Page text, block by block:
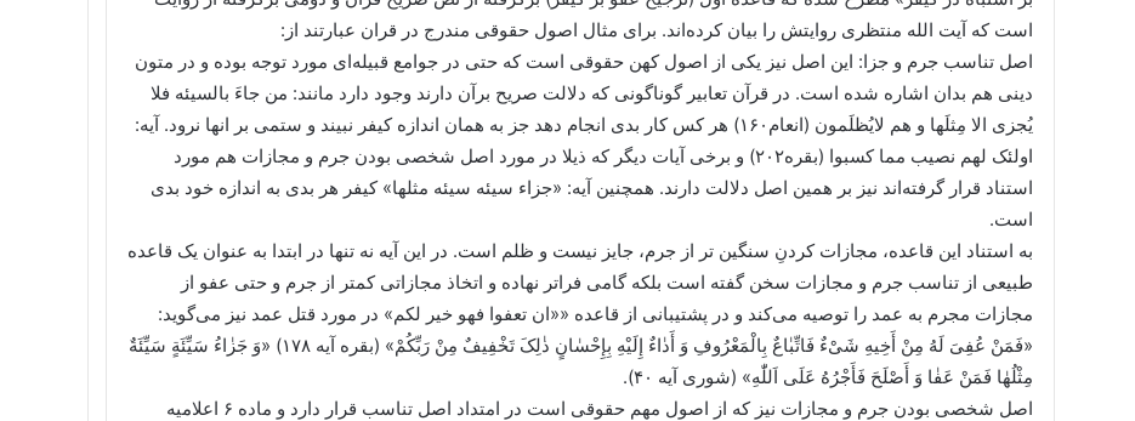
است که آیت الله منتظری روایتش را بیان کرده‌اند. برای مثال اصول حقوقی مندرج در قران عبارتند از:
اصل تناسب جرم و جزا: این اصل نیز یکی از اصول کهن حقوقی است که حتی در جوامع قبیله‌ای مورد توجه بوده و در متون
دینی هم بدان اشاره شده است. در قرآن تعابیر گوناگونی که دلالت صریح برآن دارند وجود دارد مانند: من جاءَ بالسیئه فلا
یُجزی الا مِثلَها و هم لایُظلَمون (انعام۱۶۰) هر کس کار بدی انجام دهد جز به همان اندازه کیفر نبیند و ستمی بر انها نرود. آیه:
اولئک لهم نصیب مما کسبوا (بقره۲۰۲) و برخی آیات دیگر که ذیلا در مورد اصل شخصی بودن جرم و مجازات هم مورد
استناد قرار گرفته‌اند نیز بر همین اصل دلالت دارند. همچنین آیه: «جزاء سیئه سیئه مثلها» کیفر هر بدی به اندازه خود بدی
است.
به استناد این قاعده، مجازات کردنِ سنگین تر از جرم، جایز نیست و ظلم است. در این آیه نه تنها در ابتدا به عنوان یک قاعده
طبیعی از تناسب جرم و مجازات سخن گفته است بلکه گامی فراتر نهاده و اتخاذ مجازاتی کمتر از جرم و حتی عفو از
مجازات مجرم به عمد را توصیه می‌کند و در پشتیبانی از قاعده ««ان تعفوا فهو خیر لکم» در مورد قتل عمد نیز می‌گوید:
«فَمَنْ عُفِیَ لَهُ مِنْ أَخِیهِ شَیْءٌ فَاتِّبٰاعٌ بِالْمَعْرُوفِ وَ أَدٰاءٌ إِلَیْهِ بِإِحْسٰانٍ ذٰلِکَ تَخْفِیفٌ مِنْ رَبِّکُمْ» (بقره آیه ۱۷۸) «وَ جَزٰاءُ سَیِّئَةٍ سَیِّئَةٌ
مِثْلُهٰا فَمَنْ عَفٰا وَ أَصْلَحَ فَأَجْرُهُ عَلَى اَللّٰهِ» (شوری آیه ۴۰).
اصل شخصی بودن جرم و مجازات نیز که از اصول مهم حقوقی است در امتداد اصل تناسب قرار دارد و ماده ۶ اعلامیه